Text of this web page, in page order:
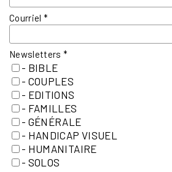
Courriel*
Newsletters*
- BIBLE
- COUPLES
- EDITIONS
- FAMILLES
- GÉNÉRALE
- HANDICAP VISUEL
- HUMANITAIRE
- SOLOS